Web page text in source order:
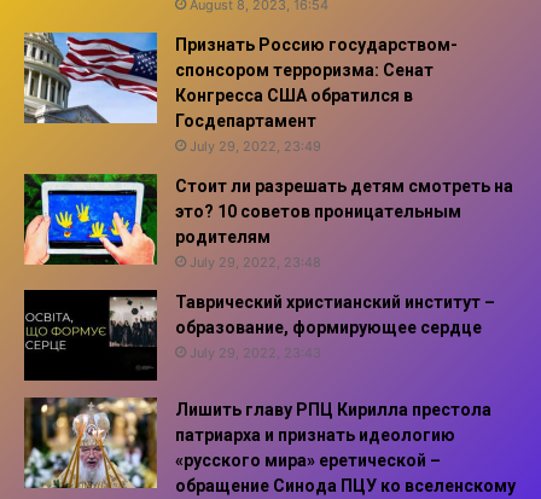
August 8, 2023, 16:54
Признать Россию государством-
спонсором терроризма: Сенат
Конгресса США обратился в
Госдепартамент
July 29, 2022, 23:49
Стоит ли разрешать детям смотреть на
это? 10 советов проницательным
родителям
July 29, 2022, 23:48
Таврический христианский институт –
образование, формирующее сердце
July 29, 2022, 23:43
Лишить главу РПЦ Кирилла престола
патриарха и признать идеологию
«русского мира» еретической –
обращение Синода ПЦУ ко вселенскому